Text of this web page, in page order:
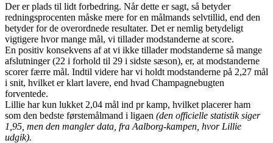
Der er plads til lidt forbedring. Når dette er sagt, så betyder
redningsprocenten måske mere for en målmands selvtillid, end den
betyder for de overordnede resultater. Det er nemlig betydeligt
vigtigere hvor mange mål, vi tillader modstanderne at score.
En positiv konsekvens af at vi ikke tillader modstanderne så mange
afslutninger (22 i forhold til 29 i sidste sæson), er, at modstanderne
scorer færre mål. Indtil videre har vi holdt modstanderne på 2,27 mål
i snit, hvilket er klart lavere, end hvad Champagnebugten
forventede.
Lillie har kun lukket 2,04 mål ind pr kamp, hvilket placerer ham
som den bedste førstemålmand i ligaen (den officielle statistik siger
1,95, men den mangler data, fra Aalborg-kampen, hvor Lillie
udgik).